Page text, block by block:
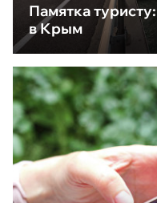
Памятка
в Крым